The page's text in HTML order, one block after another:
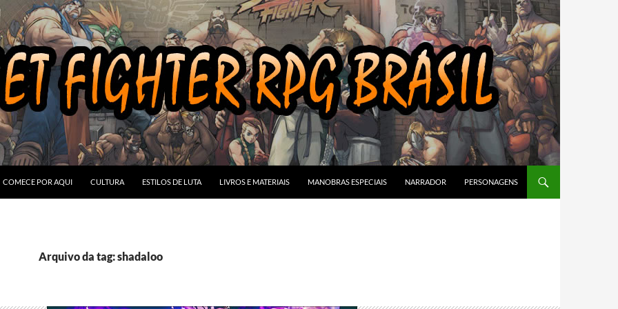
COMECE POR AQUI CULTURA ESTILOS DE LUTA LIVROS E MATERIAIS MANOBRAS ESPECIAIS NARRADOR PERSONAGENS
Arquivo da tag: shadaloo